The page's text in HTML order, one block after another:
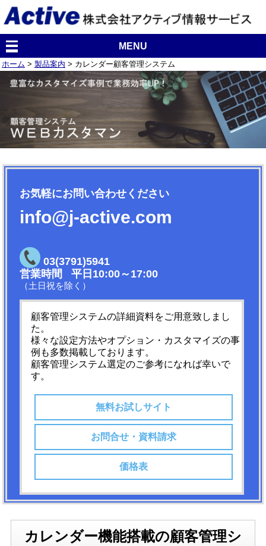
MENU
ホーム > 製品案内 > カレンダー顧客管理システム
お気軽にお問い合わせください
info@j-active.com
03(3791)5941
営業時間 平日10:00～17:00
（土日祝を除く）
顧客管理システムの詳細資料をご用意致しまし
た。
様々な設定方法やオプション・カスタマイズの事
例も多数掲載しております。
顧客管理システム選定のご参考になれば幸いで
す。
無料お試しサイト
お問合せ・資料請求
価格表
カレンダー機能搭載の顧客管理シ